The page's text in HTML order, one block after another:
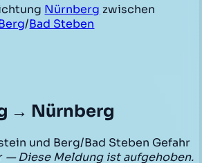
Nürnberg zwischen
/Bad Steben
→ Nürnberg
und Berg/Bad Steben Gefahr
— Diese Meldung ist aufgehoben.